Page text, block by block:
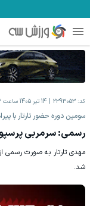
کد: 2393053 14 تیر 1405 ساعت 15:33
سومین دوره حضور تارتار با
رسمی: سرمربی
مهدی تارتار به صورت
شد.